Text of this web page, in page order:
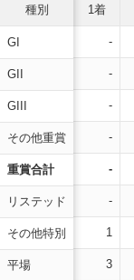
種別
GI
GII
GIII
その他重賞
重賞合計
リステッド
その他特別
平場
1着
-
-
-
-
-
-
1
3